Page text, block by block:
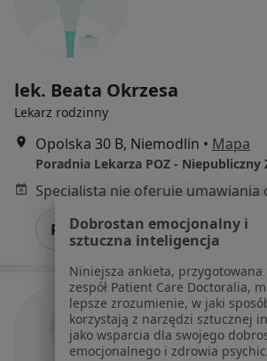
lek. Beata Okrzesa
Lekarz rodzinny
Opolska 30 B, Niemodlin • Mapa
Poproś o wizytę
Dobrostan emocjonalny i
sztuczna inteligencja
Niniejsza ankieta, przygotowana
zespół Patient Care Doctoralia,
lepsze zrozumienie, w jaki
korzystają z narzędzi sztucznej
jako wsparcia dla swojego
emocjonalnego i zdrowia